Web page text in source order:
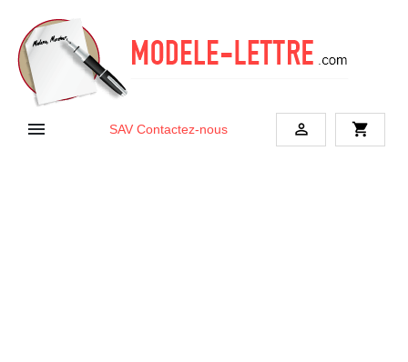
 SAV Contactez-nous  shopping_cart